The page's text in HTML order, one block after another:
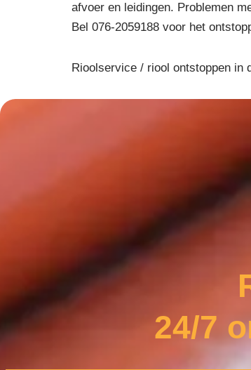
afvoer en leidingen. Problemen
Bel 076-2059188 voor het
Rioolservice / riool ontstoppen in
24/7